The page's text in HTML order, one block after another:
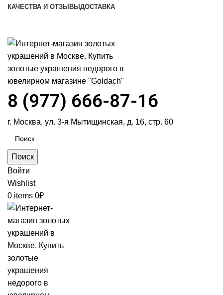
КАЧЕСТВА И ОТЗЫВЫ ДОСТАВКА
8 (977) 666-87-16
г. Москва, ул. 3-я Мытищинская, д. 16, стр. 60
Поиск
Войти
Wishlist
0 items 0₽